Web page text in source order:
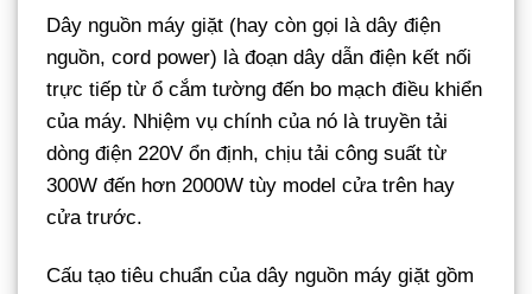
Dây nguồn máy giặt (hay còn gọi là dây điện
nguồn, cord power) là đoạn dây dẫn điện kết nối
trực tiếp từ ổ cắm tường đến bo mạch điều khiển
của máy. Nhiệm vụ chính của nó là truyền tải
dòng điện 220V ổn định, chịu tải công suất từ
300W đến hơn 2000W tùy model cửa trên hay
cửa trước.
Cấu tạo tiêu chuẩn của dây nguồn máy giặt gồm